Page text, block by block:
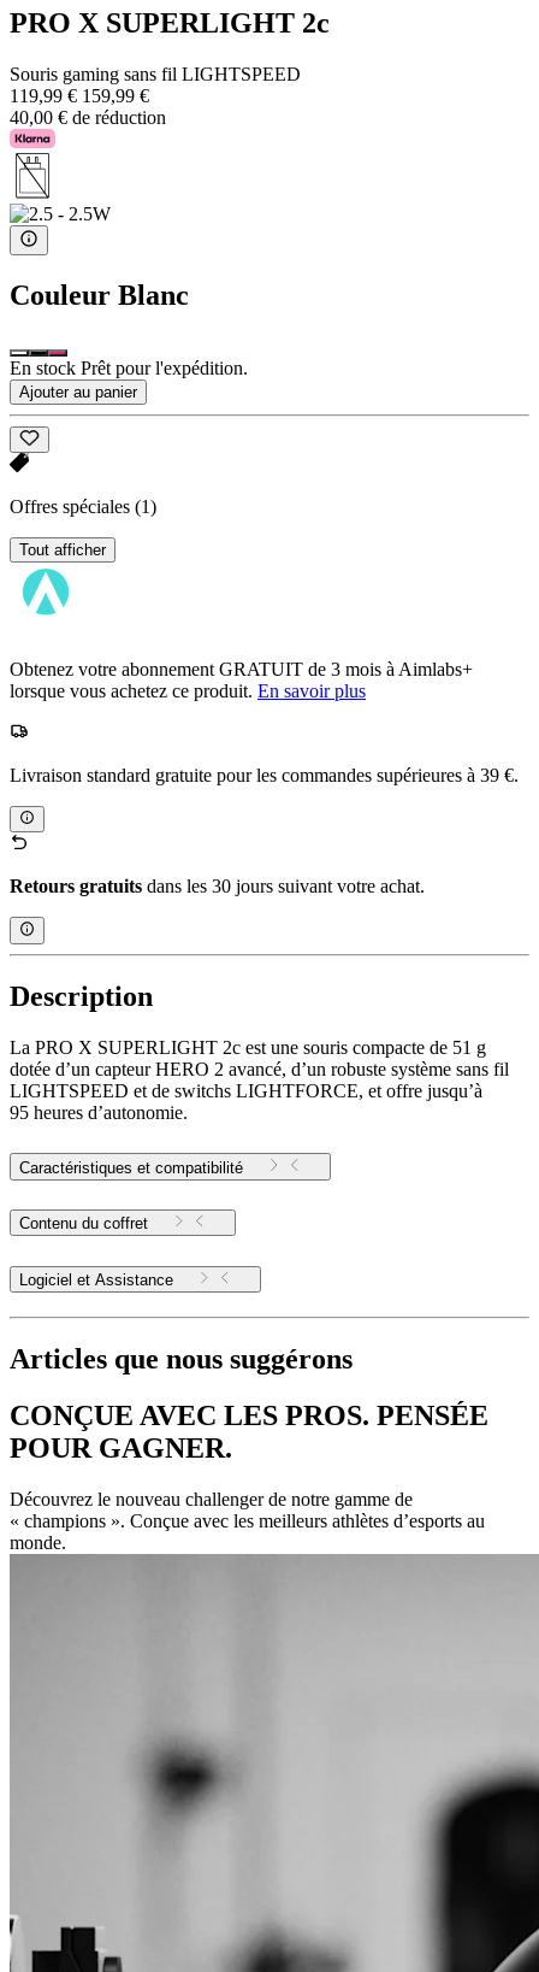
PRO X SUPERLIGHT 2c
Souris gaming sans fil LIGHTSPEED
119,99 € 159,99 €
40,00 € de réduction
Couleur Blanc
En stock Prêt pour l'expédition.
Ajouter au panier
Offres spéciales (1)
Tout afficher
Obtenez votre abonnement GRATUIT de 3 mois à Aimlabs+
lorsque vous achetez ce produit. En savoir plus
Livraison standard gratuite pour les commandes supérieures à 39 €.
Retours gratuits dans les 30 jours suivant votre achat.
Description
La PRO X SUPERLIGHT 2c est une souris compacte de 51 g
dotée d’un capteur HERO 2 avancé, d’un robuste système sans fil
LIGHTSPEED et de switchs LIGHTFORCE, et offre jusqu’à
95 heures d’autonomie.
Caractéristiques et compatibilité
Contenu du coffret
Logiciel et Assistance
Articles que nous suggérons
CONÇUE AVEC LES PROS. PENSÉE
POUR GAGNER.
Découvrez le nouveau challenger de notre gamme de
« champions ». Conçue avec les meilleurs athlètes d’esports au
monde.